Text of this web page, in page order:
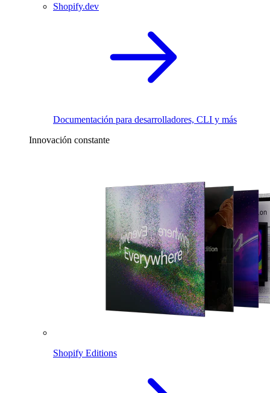
Shopify.dev
Documentación para desarrolladores, CLI y más
Innovación constante
Shopify Editions